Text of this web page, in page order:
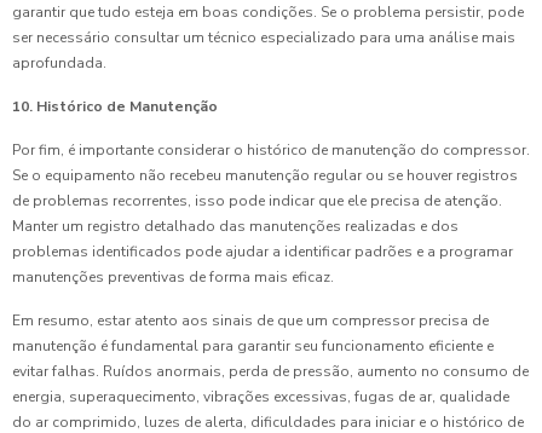
garantir que tudo esteja em boas condições. Se o problema persistir, pode
ser necessário consultar um técnico especializado para uma análise mais
aprofundada.
10. Histórico de Manutenção
Por fim, é importante considerar o histórico de manutenção do compressor.
Se o equipamento não recebeu manutenção regular ou se houver registros
de problemas recorrentes, isso pode indicar que ele precisa de atenção.
Manter um registro detalhado das manutenções realizadas e dos
problemas identificados pode ajudar a identificar padrões e a programar
manutenções preventivas de forma mais eficaz.
Em resumo, estar atento aos sinais de que um compressor precisa de
manutenção é fundamental para garantir seu funcionamento eficiente e
evitar falhas. Ruídos anormais, perda de pressão, aumento no consumo de
energia, superaquecimento, vibrações excessivas, fugas de ar, qualidade
do ar comprimido, luzes de alerta, dificuldades para iniciar e o histórico de